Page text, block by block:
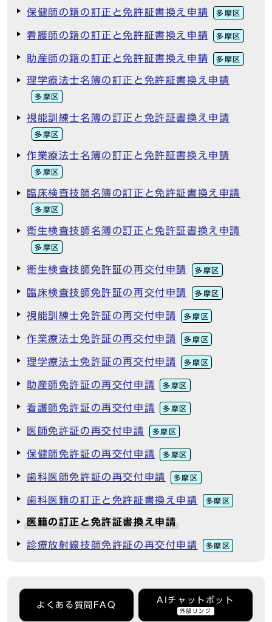
保健師の籍の訂正と免許証書換え申請 多摩区
看護師の籍の訂正と免許証書換え申請 多摩区
助産師の籍の訂正と免許証書換え申請 多摩区
理学療法士名簿の訂正と免許証書換え申請
多摩区
視能訓練士名簿の訂正と免許証書換え申請
多摩区
作業療法士名簿の訂正と免許証書換え申請
多摩区
臨床検査技師名簿の訂正と免許証書換え申請
多摩区
衛生検査技師名簿の訂正と免許証書換え申請
多摩区
衛生検査技師免許証の再交付申請 多摩区
臨床検査技師免許証の再交付申請 多摩区
視能訓練士免許証の再交付申請 多摩区
作業療法士免許証の再交付申請 多摩区
理学療法士免許証の再交付申請 多摩区
助産師免許証の再交付申請 多摩区
看護師免許証の再交付申請 多摩区
医師免許証の再交付申請 多摩区
保健師免許証の再交付申請 多摩区
歯科医師免許証の再交付申請 多摩区
歯科医籍の訂正と免許証書換え申請 多摩区
医籍の訂正と免許証書換え申請
診療放射線技師免許証の再交付申請 多摩区
よくある質問FAQ
AIチャットボット
外部リンク